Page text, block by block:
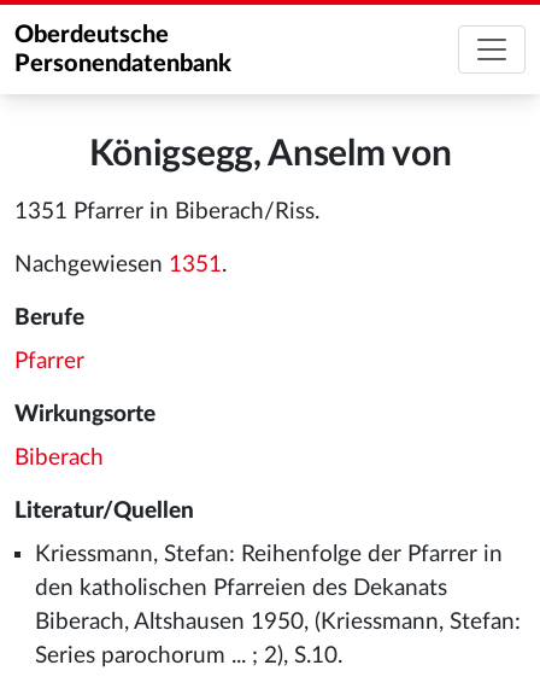
Oberdeutsche
Personendatenbank
Königsegg, Anselm von
1351 Pfarrer in Biberach/Riss.
Nachgewiesen 1351.
Berufe
Pfarrer
Wirkungsorte
Biberach
Literatur/Quellen
Kriessmann, Stefan: Reihenfolge der Pfarrer in
den katholischen Pfarreien des Dekanats
Biberach, Altshausen 1950, (Kriessmann, Stefan:
Series parochorum ... ; 2), S.10.